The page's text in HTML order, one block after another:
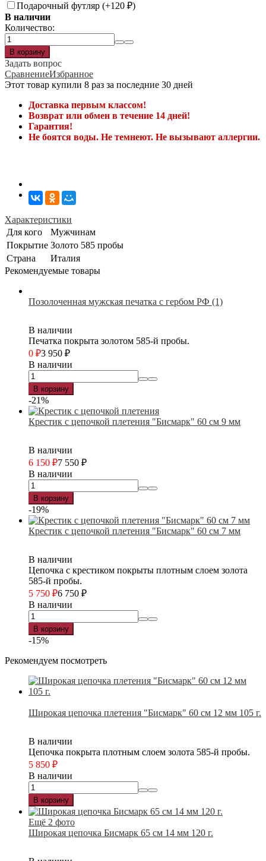
Подарочный футляр (+120 ₽)
В наличии
Количество:
Задать вопрос
СравнениеИзбранное
Этот товар купили 8 раз за последние 30 дней
Доставка первым классом!
Возврат или обмен в течение 14 дней!
Гарантия!
Не боятся воды. Не темнеют. Не вызывают аллергии.
Характеристики
Для кого
Мужчинам
Покрытие Золото 585 пробы
Страна
Италия
Рекомендуемые товары
Позолоченная мужская печатка с гербом РФ (1)
В наличии
Печатка покрыта золотом 585-й пробы.
0 ₽3 950 ₽
В наличии
В корзину
-21%
Крестик с цепочкой плетения "Бисмарк" 60 см 9 мм
В наличии
6 150 ₽7 550 ₽
В наличии
В корзину
-19%
Крестик с цепочкой плетения "Бисмарк" 60 см 7 мм
В наличии
Цепочка с крестиком покрыты плотным слоем золота
585-й пробы.
5 750 ₽6 750 ₽
В наличии
В корзину
-15%
Рекомендуем посмотреть
Широкая цепочка плетения "Бисмарк" 60 см 12 мм 105 г.
В наличии
Цепочка покрыта плотным слоем золота 585-й пробы.
5 850 ₽
В наличии
В корзину
Ещё 2 фото
Широкая цепочка Бисмарк 65 см 14 мм 120 г.